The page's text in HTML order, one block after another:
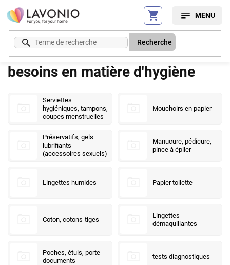
Aller
au
contenu
Recherche
besoins en matière d'hygiène
Serviettes
hygiéniques, tampons,
coupes menstruelles
Mouchoirs en papier
Préservatifs, gels
lubrifiants
(accessoires sexuels)
Manucure, pédicure,
pince à épiler
Lingettes humides Papier toilette
Coton, cotons-tiges
Lingettes
démaquillantes
Poches, étuis, porte-
documents
tests diagnostiques